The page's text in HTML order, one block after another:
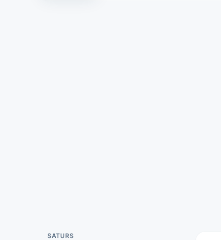
SATURS